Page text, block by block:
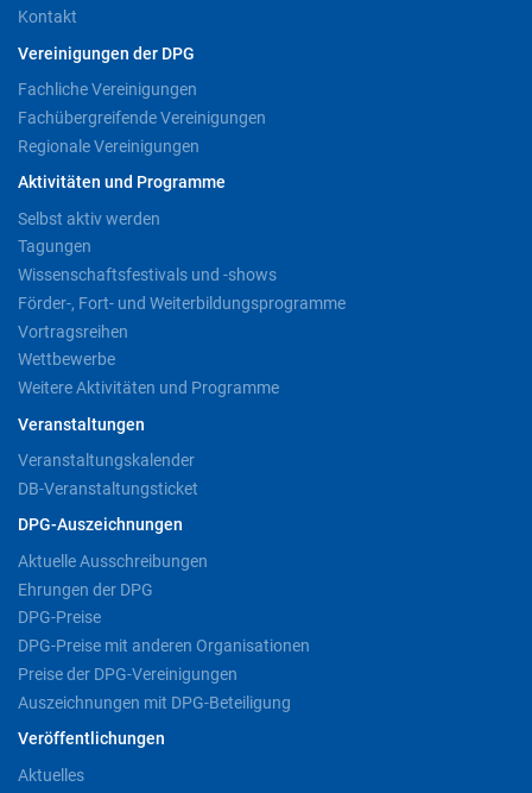
Kontakt
Vereinigungen der DPG
Fachliche Vereinigungen
Fachübergreifende Vereinigungen
Regionale Vereinigungen
Aktivitäten und Programme
Selbst aktiv werden
Tagungen
Wissenschaftsfestivals und -shows
Förder-, Fort- und Weiterbildungsprogramme
Vortragsreihen
Wettbewerbe
Weitere Aktivitäten und Programme
Veranstaltungen
Veranstaltungskalender
DB-Veranstaltungsticket
DPG-Auszeichnungen
Aktuelle Ausschreibungen
Ehrungen der DPG
DPG-Preise
DPG-Preise mit anderen Organisationen
Preise der DPG-Vereinigungen
Auszeichnungen mit DPG-Beteiligung
Veröffentlichungen
Aktuelles